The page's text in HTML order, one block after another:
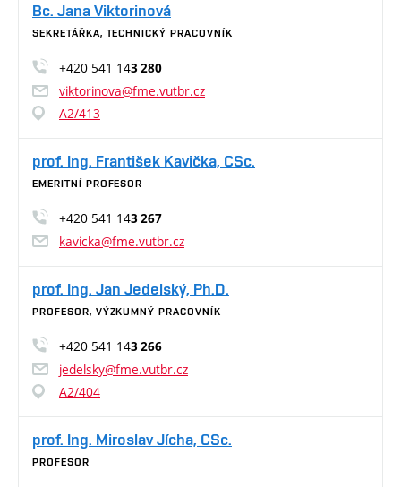
Bc. Jana Viktorinová
SEKRETÁŘKA, TECHNICKÝ PRACOVNÍK
+420 541 143 280
viktorinova@fme.vutbr.cz
A2/413
prof. Ing. František Kavička, CSc.
EMERITNÍ PROFESOR
+420 541 143 267
kavicka@fme.vutbr.cz
prof. Ing. Jan Jedelský, Ph.D.
PROFESOR, VÝZKUMNÝ PRACOVNÍK
+420 541 143 266
jedelsky@fme.vutbr.cz
A2/404
prof. Ing. Miroslav Jícha, CSc.
PROFESOR